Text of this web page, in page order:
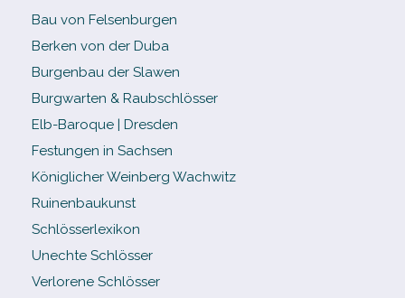
Bau von Felsenburgen
Berken von der Duba
Burgenbau der Slawen
Burgwarten & Raubschlösser
Elb-​Baroque | Dresden
Festungen in Sachsen
Königlicher Weinberg Wachwitz
Ruinenbaukunst
Schlösserlexikon
Unechte Schlösser
Verlorene Schlösser